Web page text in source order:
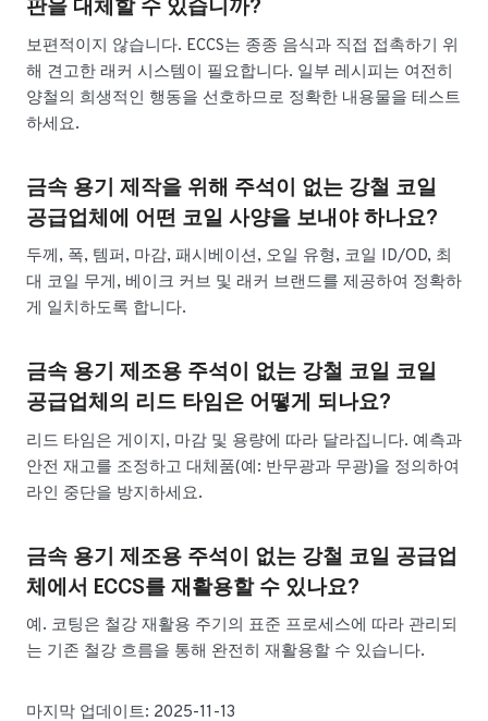
판을 대체할 수 있습니까?
보편적이지 않습니다. ECCS는 종종 음식과 직접 접촉하기 위
해 견고한 래커 시스템이 필요합니다. 일부 레시피는 여전히
양철의 희생적인 행동을 선호하므로 정확한 내용물을 테스트
하세요.
금속 용기 제작을 위해 주석이 없는 강철 코일
공급업체에 어떤 코일 사양을 보내야 하나요?
두께, 폭, 템퍼, 마감, 패시베이션, 오일 유형, 코일 ID/OD, 최
대 코일 무게, 베이크 커브 및 래커 브랜드를 제공하여 정확하
게 일치하도록 합니다.
금속 용기 제조용 주석이 없는 강철 코일 코일
공급업체의 리드 타임은 어떻게 되나요?
리드 타임은 게이지, 마감 및 용량에 따라 달라집니다. 예측과
안전 재고를 조정하고 대체품(예: 반무광과 무광)을 정의하여
라인 중단을 방지하세요.
금속 용기 제조용 주석이 없는 강철 코일 공급업
체에서 ECCS를 재활용할 수 있나요?
예. 코팅은 철강 재활용 주기의 표준 프로세스에 따라 관리되
는 기존 철강 흐름을 통해 완전히 재활용할 수 있습니다.
마지막 업데이트: 2025-11-13